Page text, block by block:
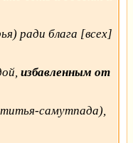
ради блага [всех]
избавленным от
самутпада),